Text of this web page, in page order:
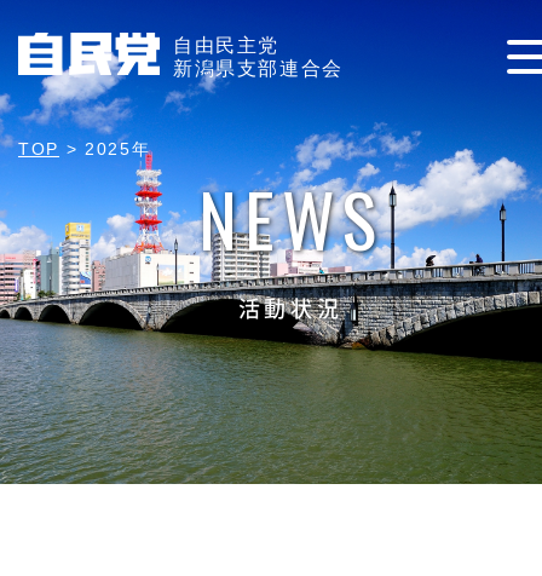
自由民主党
新潟県支部連合会
TOP > 2025年
NEWS
活動状況